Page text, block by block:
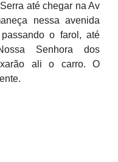
até chegar na Av
nessa avenida
o farol, até
Senhora dos
ali o carro. O